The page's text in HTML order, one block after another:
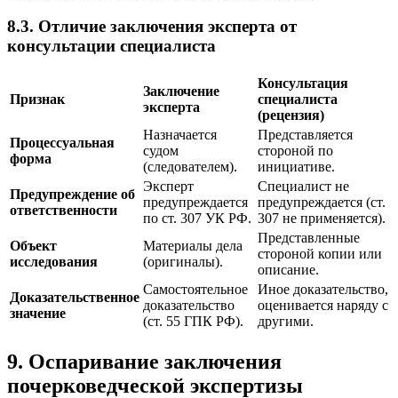
8.3. Отличие заключения эксперта от
консультации специалиста
Признак
Заключение
эксперта
Консультация
специалиста
(рецензия)
Процессуальная
форма
Назначается
судом
(следователем).
Представляется
стороной по
инициативе.
Предупреждение об
ответственности
Эксперт
предупреждается
по ст. 307 УК РФ.
Специалист не
предупреждается (ст.
307 не применяется).
Объект
исследования
Материалы дела
(оригиналы).
Представленные
стороной копии или
описание.
Доказательственное
значение
Самостоятельное
доказательство
(ст. 55 ГПК РФ).
Иное доказательство,
оценивается наряду с
другими.
9. Оспаривание заключения
почерковедческой экспертизы